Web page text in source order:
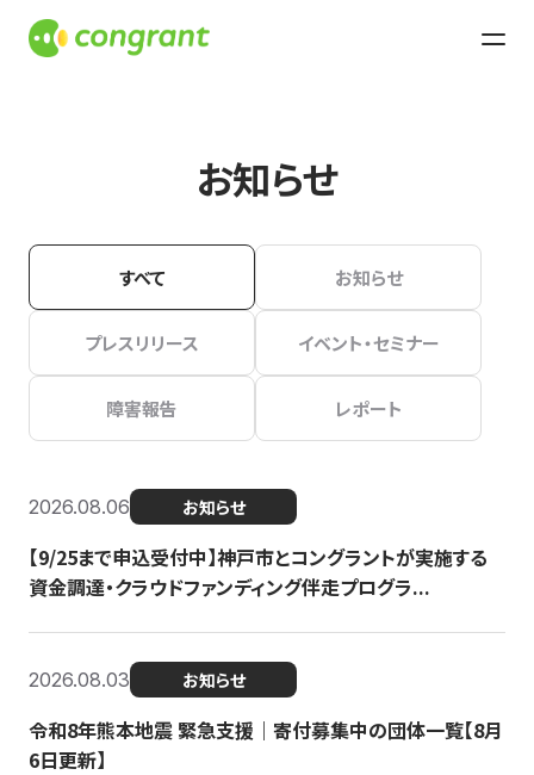
お知らせ
すべて お知らせ
プレスリリース イベント・セミナー
障害報告 レポート
2026.08.06 お知らせ
【9/25まで申込受付中】神戸市とコングラントが実施する
資金調達・クラウドファンディング伴走プログラ...
2026.08.03 お知らせ
令和8年熊本地震 緊急支援｜寄付募集中の団体一覧【8月
6日更新】